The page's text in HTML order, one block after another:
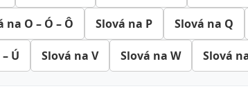
na O – Ó – Ô Slová na P Slová na Q
Ú Slová na V Slová na W Slová